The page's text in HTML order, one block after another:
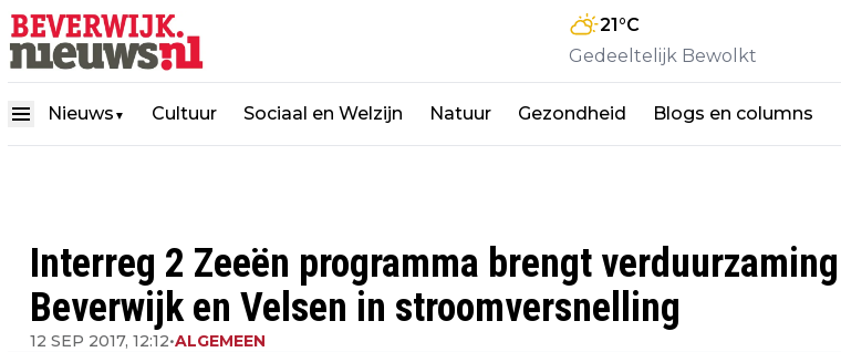
21°C
Gedeeltelijk Bewolkt
Nieuws ▼ Cultuur Sociaal en Welzijn Natuur Gezondheid Blogs en columns
Interreg 2 Zeeën programma brengt verduurzaming
Beverwijk en Velsen in stroomversnelling
12 SEP 2017, 12:12•ALGEMEEN